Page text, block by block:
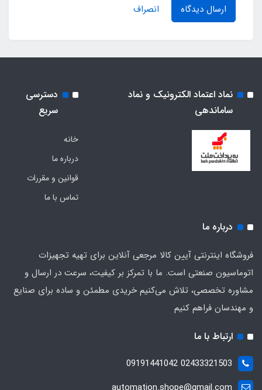
ارسال دیدگاه انصراف
نماد اعتماد الکترونیک و نماد
ساماندهی
دسترسی
سریع
خانه
درباره ما
قوانین و مقررات
تماس با ما
درباره ما
فروشگاه اینترنتی آیین کالا مرجعی آنلاین برای تهیه تجهیزات
اتوماسیون صنعتی است. ما با تمرکز بر کیفیت، سرعت در ارسال و
مشاوره تخصصی، تلاش می‌کنیم خریدی مطمئن و ساده برای صنایع
و مهندسان فراهم کنیم
ارتباط با ما
02433321503 09191441042